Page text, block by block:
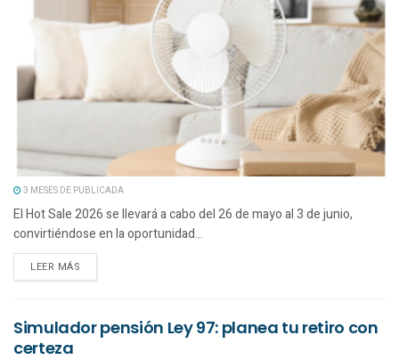
3 MESES DE PUBLICADA
El Hot Sale 2026 se llevará a cabo del 26 de mayo al 3 de junio,
convirtiéndose en la oportunidad...
LEER MÁS
Simulador pensión Ley 97: planea tu retiro con
certeza